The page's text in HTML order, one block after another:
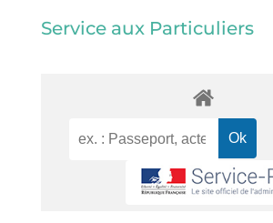
Service aux Particuliers